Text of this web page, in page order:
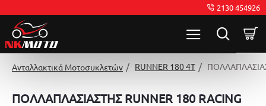
2130 454926
Ανταλλακτικά Μοτοσυκλετών RUNNER 180 4T
ΠΟΛΛΑΠΛΑΣΙΑΣΤΗΣ RUNNER 180 RACING